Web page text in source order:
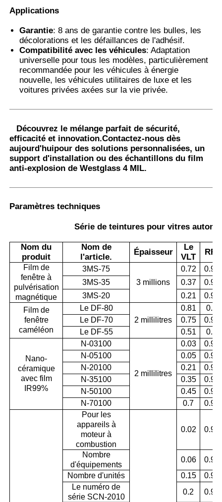
Applications
Garantie: 8 ans de garantie contre les bulles, les
décolorations et les défaillances de l'adhésif.
Compatibilité avec les véhicules: Adaptation
universelle pour tous les modèles, particulièrement
recommandée pour les véhicules à énergie
nouvelle, les véhicules utilitaires de luxe et les
voitures privées axées sur la vie privée.
Découvrez le mélange parfait de sécurité,
efficacité et innovation.Contactez-nous dès
aujourd'huipour des solutions personnalisées, un
support d'installation ou des échantillons du film
anti-explosion de Westglass 4 MIL.
Paramètres techniques
Série de teintures pour vitres
Nom du
produit
Nom de
l'article.
Épaisseur
Le
VLT
RRI
Film de
fenêtre à
pulvérisation
magnétique
3MS-75
3 millions
0.72
0.95
3MS-35
0.37
0.96
3MS-20
0.21
0.97
Film de
fenêtre
caméléon
Le DF-80
2 millilitres
0.81
0.8
Le DF-70
0.75
0.98
Le DF-55
0.51 0.6
Nano-
céramique
avec film
IR99%
N-03100
2 millilitres
0.03
0.99
N-05100
0.05
0.99
N-20100
0.21
0.99
N-35100
0.35
0.99
N-50100
0.45
0.99
N-70100
0.7 0.99
Pour les
appareils à
moteur à
combustion
0.02 0.93
Nombre
d'équipements
0.06
0.95
Nombre d'unités
0.15
0.97
Le numéro de
série SCN-2010
0.2
0.95